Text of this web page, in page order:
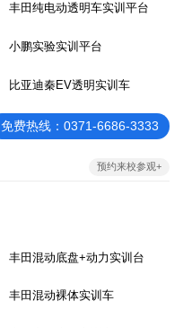
丰田纯电动透明车实训平台
小鹏实验实训平台
比亚迪秦EV透明实训车
免费热线：0371-6686-3333
预约来校参观+
丰田混动底盘+动力实训台
丰田混动裸体实训车